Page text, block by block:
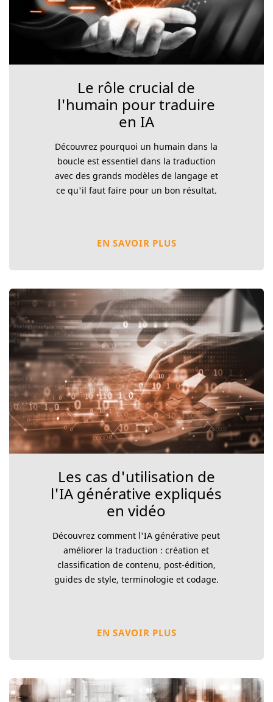
Le rôle crucial de
l'humain pour traduire
en IA
Découvrez pourquoi un humain dans la
boucle est essentiel dans la traduction
avec des grands modèles de langage et
ce qu'il faut faire pour un bon résultat.
EN SAVOIR PLUS
Les cas d'utilisation de
l'IA générative expliqués
en vidéo
Découvrez comment l'IA générative peut
améliorer la traduction : création et
classification de contenu, post-édition,
guides de style, terminologie et codage.
EN SAVOIR PLUS